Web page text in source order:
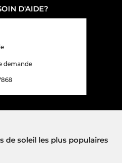
D'AIDE?
demande
de soleil les plus populaires